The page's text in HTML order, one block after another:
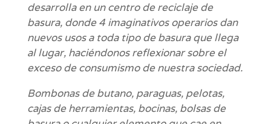
desarrolla en un centro de reciclaje de
basura, donde 4 imaginativos operarios dan
nuevos usos a toda tipo de basura que llega
al lugar, haciéndonos reflexionar sobre el
exceso de consumismo de nuestra sociedad.
Bombonas de butano, paraguas, pelotas,
cajas de herramientas, bocinas, bolsas de